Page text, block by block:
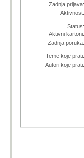
Zadnja prijava:
Aktivnost:
Status:
Aktivni kartoni:
Zadnja poruka:
Teme koje prati:
Autori koje prati: